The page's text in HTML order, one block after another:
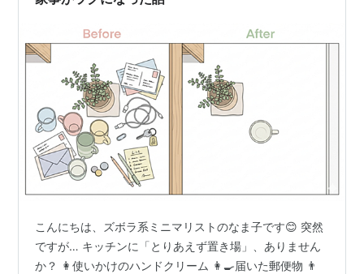
こんにちは、ズボラ系ミニマリストのなま子です😊 突然
ですが… キッチンに「とりあえず置き場」、ありません
か？ 👩使いかけのハンドクリーム 👩‍🍳届いた郵便物 👨